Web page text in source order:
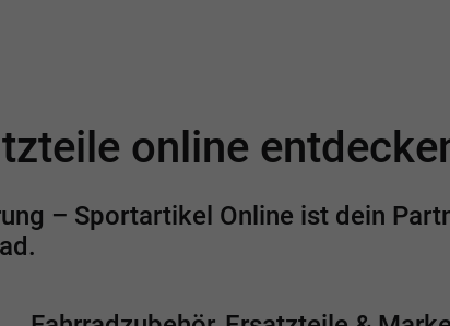
online
– Sportartikel Online ist dein